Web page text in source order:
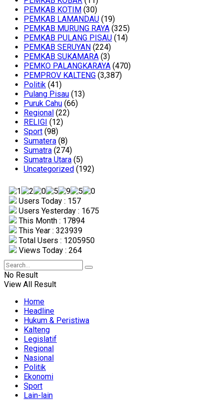
PEMKAB KOTIM (30)
PEMKAB LAMANDAU (19)
PEMKAB MURUNG RAYA (325)
PEMKAB PULANG PISAU (14)
PEMKAB SERUYAN (224)
PEMKAB SUKAMARA (3)
PEMKO PALANGKARAYA (470)
PEMPROV KALTENG (3,387)
Politik (41)
Pulang Pisau (13)
Puruk Cahu (66)
Regional (22)
RELIGI (12)
Sport (98)
Sumatera (8)
Sumatra (274)
Sumatra Utara (5)
Uncategorized (192)
Users Today : 157
Users Yesterday : 1675
This Month : 17894
This Year : 323939
Total Users : 1205950
Views Today : 264
No Result
View All Result
Home
Headline
Hukum & Peristiwa
Kalteng
Legislatif
Regional
Nasional
Politik
Ekonomi
Sport
Lain-lain